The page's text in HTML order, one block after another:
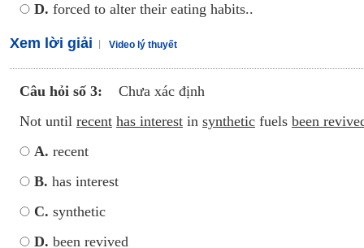
D. forced to alter their eating habits..
Xem lời giải Video lý thuyết
Câu hỏi số 3:
Chưa xác định
Not until recent has interest in synthetic fuels been
A. recent
B. has interest
C. synthetic
D. been revived